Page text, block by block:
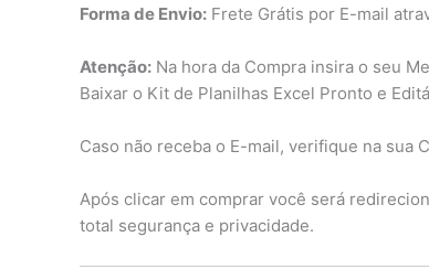
Forma de Envio: Frete Grátis por E-mail
Atenção: Na hora da Compra insira o seu
Baixar o Kit de Planilhas Excel Pronto e
Caso não receba o E-mail, verifique na sua
Após clicar em comprar você será
total segurança e privacidade.